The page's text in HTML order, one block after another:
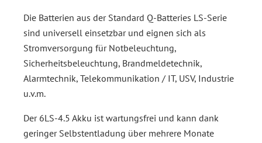
Die Batterien aus der Standard Q-Batteries LS-Serie
sind universell einsetzbar und eignen sich als
Stromversorgung für Notbeleuchtung,
Sicherheitsbeleuchtung, Brandmeldetechnik,
Alarmtechnik, Telekommunikation / IT, USV, Industrie
u.v.m.
Der 6LS-4.5 Akku ist wartungsfrei und kann dank
geringer Selbstentladung über mehrere Monate